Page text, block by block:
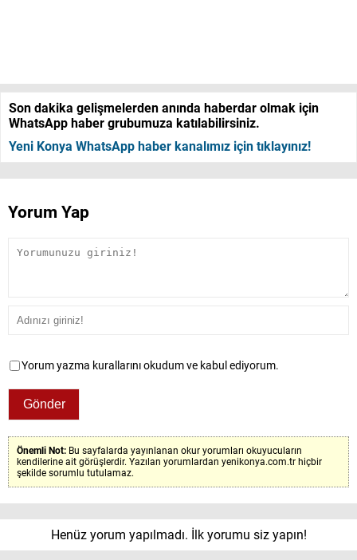
Son dakika gelişmelerden anında haberdar olmak için
WhatsApp haber grubumuza katılabilirsiniz.
Yeni Konya WhatsApp haber kanalımız için tıklayınız!
Yorum Yap
Yorum yazma kurallarını okudum ve kabul ediyorum.
Önemli Not: Bu sayfalarda yayınlanan okur yorumları okuyucuların
kendilerine ait görüşlerdir. Yazılan yorumlardan yenikonya.com.tr hiçbir
şekilde sorumlu tutulamaz.
Henüz yorum yapılmadı. İlk yorumu siz yapın!